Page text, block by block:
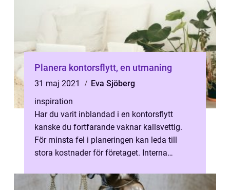
Planera kontorsflytt, en utmaning
31 maj 2021
Eva Sjöberg
inspiration
Har du varit inblandad i en kontorsflytt
kanske du fortfarande vaknar kallsvettig.
För minsta fel i planeringen kan leda till
stora kostnader för företaget. Interna